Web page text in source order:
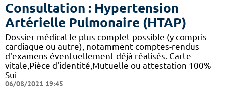
Consultation : Hypertension
Artérielle Pulmonaire (HTAP)
Dossier médical le plus complet possible (y compris
cardiaque ou autre), notamment comptes-rendus
d'examens éventuellement déjà réalisés. Carte
vitale,Pièce d'identité,Mutuelle ou attestation 100%
Sui
06/08/2021 19:45